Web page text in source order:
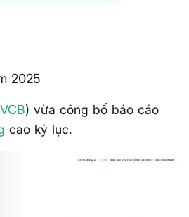
2025
VCB) vừa công bố báo cáo
cao kỷ lục.